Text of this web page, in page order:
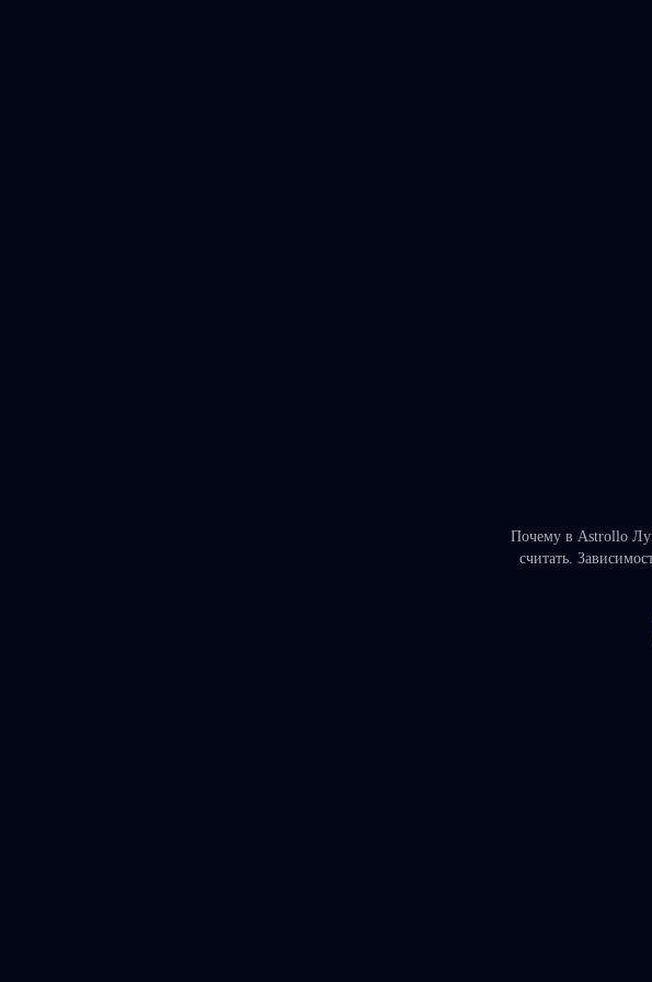
Почему в Astrollo
считать.